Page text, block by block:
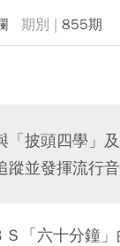
855期
「披頭四學」
蹤並發揮流行
Ｓ「六十分鐘